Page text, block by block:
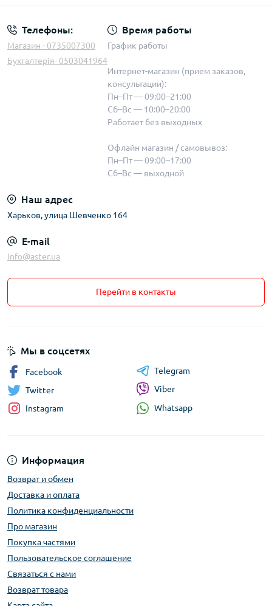
Телефоны:
Магазин - 0735007300
Бухгалтерія- 0503041964
Время работы
График работы
Интернет-магазин (прием заказов,
консультации):
Пн–Пт — 09:00–21:00
Сб–Вс — 10:00–20:00
Работает без выходных
Офлайн магазин / самовывоз:
Пн–Пт — 09:00–17:00
Сб–Вс — выходной
Наш адрес
Харьков, улица Шевченко 164
E-mail
info@aster.ua
Перейти в контакты
Информация
Возврат и обмен
Доставка и оплата
Политика конфиденциальности
Про магазин
Покупка частями
Пользовательское соглашение
Связаться с нами
Возврат товара
Мы в соцсетях
Facebook
Twitter
Instagram
Telegram
Viber
Whatsapp